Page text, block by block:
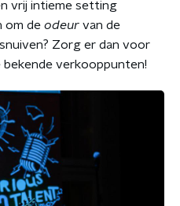
vrij intieme setting
om de odeur van de
Zorg er dan voor
verkooppunten!